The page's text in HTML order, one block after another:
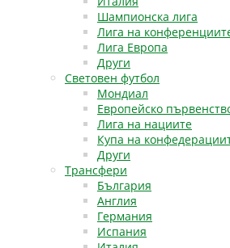
Шампионска лига
Лига на
Лига Европа
Други
Световен футбол
Мондиал
Европейско
Лига на нациите
Купа на
Други
Трансфери
България
Англия
Германия
Испания